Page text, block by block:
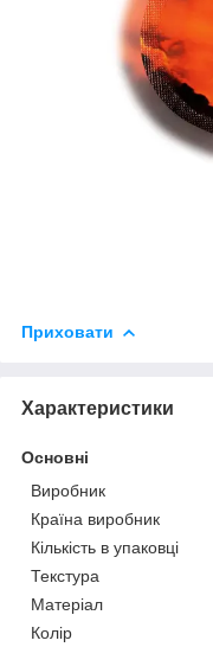
Приховати
Характеристики
Основні
Виробник
Країна виробник
Кількість в упаковці
Текстура
Матеріал
Колір